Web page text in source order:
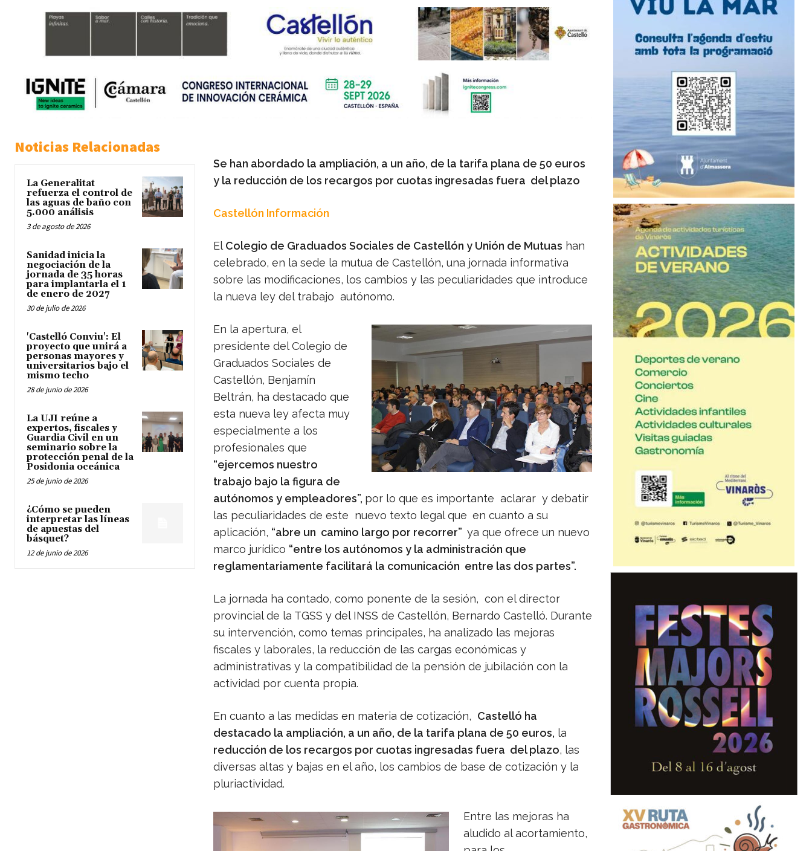
Noticias Relacionadas
La Generalitat
refuerza el control de
las aguas de baño con
5.000 análisis
3 de agosto de 2026
Sanidad inicia la
negociación de la
jornada de 35 horas
para implantarla el 1
de enero de 2027
30 de julio de 2026
'Castelló Conviu': El
proyecto que unirá a
personas mayores y
universitarios bajo el
mismo techo
28 de junio de 2026
La UJI reúne a
expertos, fiscales y
Guardia Civil en un
seminario sobre la
protección penal de la
Posidonia oceánica
25 de junio de 2026
¿Cómo se pueden
interpretar las líneas
de apuestas del
básquet?
12 de junio de 2026
Se han abordado la ampliación, a un año, de la tarifa plana de 50 euros
y la reducción de los recargos por cuotas ingresadas fuera del plazo
Castellón Información
ElColegio de Graduados Sociales de Castellón y Unión de Mutuas han
celebrado, en la sede la mutua de Castellón, una jornada informativa
sobre las modificaciones, los cambios y las peculiaridades que introduce
la nueva ley del trabajo autónomo.
En la apertura, el
presidente del Colegio de
Graduados Sociales de
Castellón, Benjamín
Beltrán, ha destacado que
esta nueva ley afecta muy
especialmente a los
profesionales que
“ejercemos nuestro
trabajo bajo la figura de
autónomos y empleadores”, por lo que es importante aclarar y debatir
las peculiaridades de este nuevo texto legal que en cuanto a su
aplicación, “abre un camino largo por recorrer” ya que ofrece un nuevo
marco jurídico “entre los autónomos y la administración que
reglamentariamente facilitará la comunicación entre las dos partes”.
La jornada ha contado, como ponente de la sesión, con el director
provincial de la TGSS y del INSS de Castellón, Bernardo Castelló. Durante
su intervención, como temas principales, ha analizado las mejoras
fiscales y laborales, la reducción de las cargas económicas y
administrativas y la compatibilidad de la pensión de jubilación con la
actividad por cuenta propia.
En cuanto a las medidas en materia de cotización, Castelló ha
destacado la ampliación, a un año, de la tarifa plana de 50 euros, la
reducción de los recargos por cuotas ingresadas fuera del plazo, las
diversas altas y bajas en el año, los cambios de base de cotización y la
pluriactividad.
Entre las mejoras ha
aludido al acortamiento,